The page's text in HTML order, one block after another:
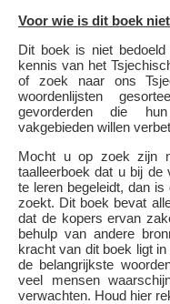
Voor wie is dit boek
Dit boek is niet
kennis van het
of zoek naar ons
woordenlijsten
gevorderden die
vakgebieden willen
Mocht u op zoek zijn
taalleerboek dat u bij de
te leren begeleidt, dan
zoekt. Dit boek bevat
dat de kopers ervan
behulp van andere
kracht van dit boek ligt
de belangrijkste
veel mensen
verwachten. Houd hier